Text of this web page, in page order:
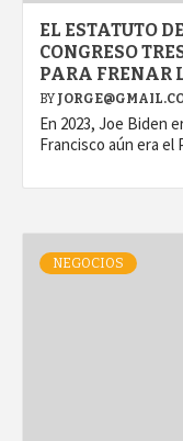
EL ESTATUTO
CONGRESO
PARA FRENAR
BY
En 2023, Joe Biden
Francisco aún era el
NEGOCIOS